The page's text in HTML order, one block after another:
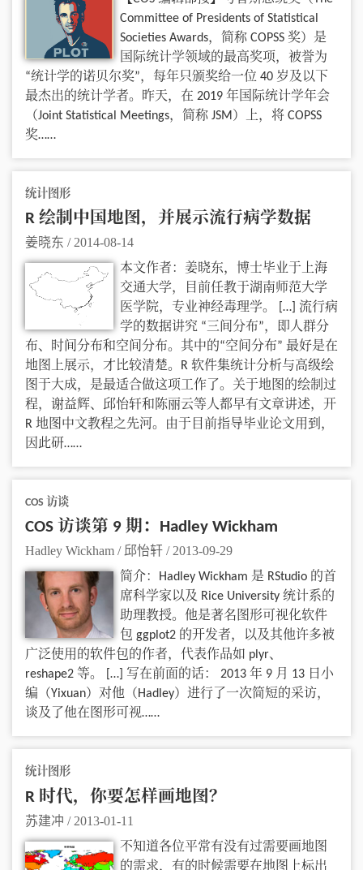
Committee of Presidents of Statistical
Societies Awards，简称 COPSS 奖）是
国际统计学领域的最高奖项，被誉为
“统计学的诺贝尔奖”，每年只颁奖给一位 40 岁及以下
最杰出的统计学者。昨天，在 2019 年国际统计学年会
（Joint Statistical Meetings，简称 JSM）上，将 COPSS
奖……
统计图形
R 绘制中国地图，并展示流行病学数据
姜晓东 / 2014-08-14
本文作者：姜晓东，博士毕业于上海
交通大学，目前任教于湖南师范大学
医学院，专业神经毒理学。 […] 流行病
学的数据讲究 “三间分布”，即人群分
布、时间分布和空间分布。其中的“空间分布” 最好是在
地图上展示，才比较清楚。R 软件集统计分析与高级绘
图于大成，是最适合做这项工作了。关于地图的绘制过
程，谢益辉、邱怡轩和陈丽云等人都早有文章讲述，开
R 地图中文教程之先河。由于目前指导毕业论文用到，
因此研……
COS 访谈
COS 访谈第 9 期：Hadley Wickham
Hadley Wickham / 邱怡轩 /2013-09-29
简介：Hadley Wickham 是 RStudio 的首
席科学家以及 Rice University 统计系的
助理教授。他是著名图形可视化软件
包 ggplot2 的开发者，以及其他许多被
广泛使用的软件包的作者，代表作品如 plyr、
reshape2 等。 […] 写在前面的话： 2013 年 9 月 13 日小
编（Yixuan）对他（Hadley）进行了一次简短的采访，
谈及了他在图形可视……
统计图形
R 时代，你要怎样画地图？
苏建冲 / 2013-01-11
不知道各位平常有没有过需要画地图
的需求，有的时候需要在地图上标出